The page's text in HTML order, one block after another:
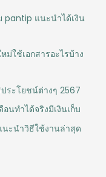
pantip แนะนำได้เงิน
ม่ใช้เอกสารอะไรบ้าง
ระโยชน์ต่างๆ 2567
อนทำได้จริงมีเงินเก็บ
ะนำวิธีใช้งานล่าสุด